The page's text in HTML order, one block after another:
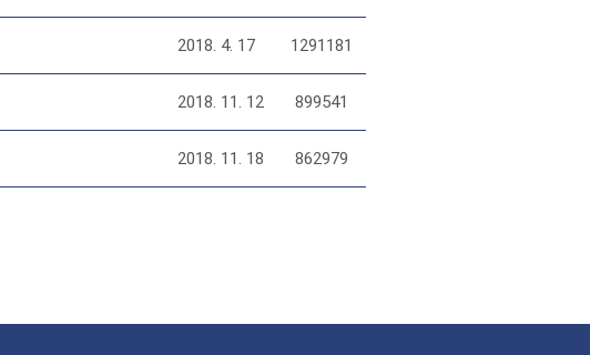
2018. 4. 17 1291181
2018. 11. 12 899541
2018. 11. 18 862979